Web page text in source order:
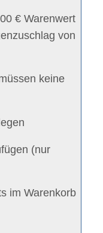
€ Warenwert
von
keine
(nur
im Warenkorb